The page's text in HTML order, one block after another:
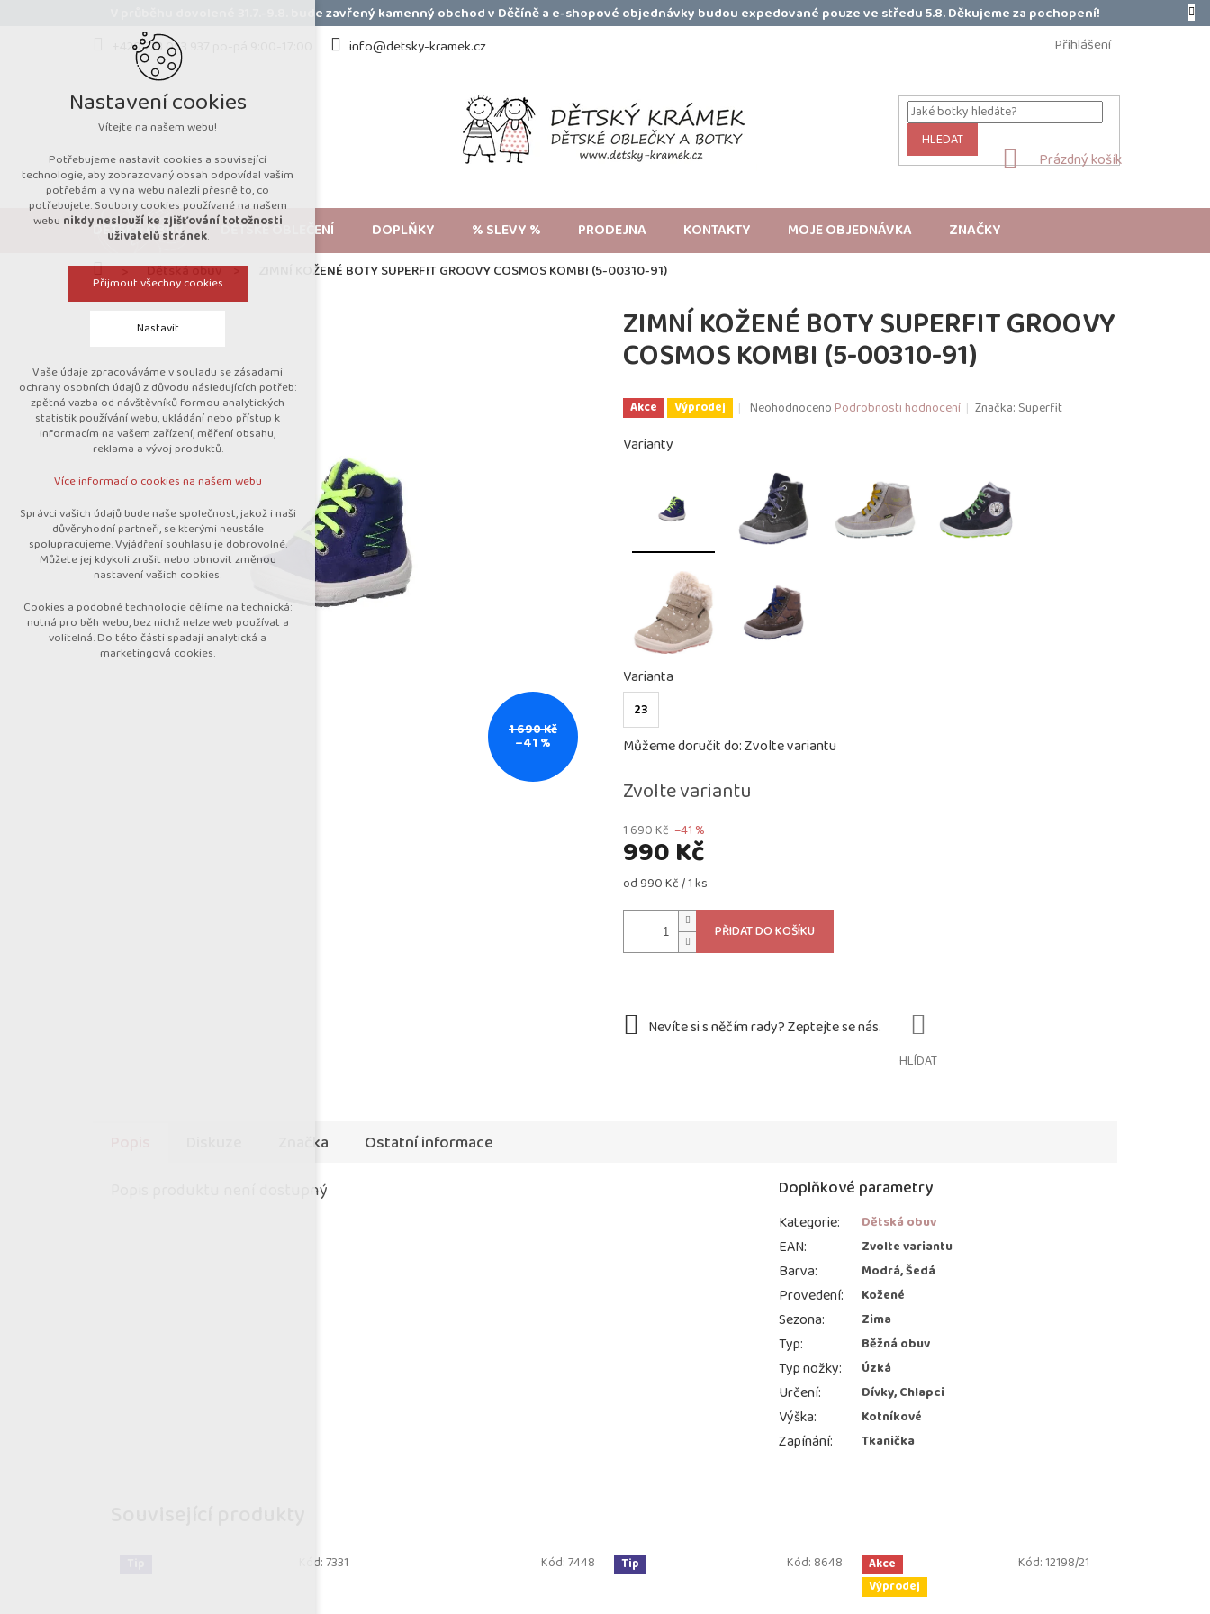
V průběhu dovolené 31.7.-9.8. bude zavřený kamenný obchod v Děčíně a e-shopové objednávky budou expedované pouze ve středu 5.8. Děkujeme za pochopení!
+420 723 053 937 po-pá 9:00-17:00
info@detsky-kramek.cz Přihlášení
HLEDAT
NÁKUPNÍ
Prázdný košík
DĚTSKÁ OBUV DĚTSKÉ OBLEČENÍ DOPLŇKY % SLEVY % PRODEJNA KONTAKTY MOJE OBJEDNÁVKA ZNAČKY
DomůDětská obuv ZIMNÍ KOŽENÉ BOTY SUPERFIT GROOVY COSMOS KOMBI (5-00310-91)
1 690 Kč
–41 %
ZIMNÍ KOŽENÉ BOTY SUPERFIT GROOVY
COSMOS KOMBI (5-00310-91)
Akce Výprodej
Průměrné
hvězdiček.
NeohodnocenoPodrobnosti hodnocení Značka: Superfit
1 690 Kč –41 %
990 Kč
Měrná
od 990 Kč / 1 ks
Zvolte variantu
Varianty
Varianta
23
Můžeme doručit do:Zvolte variantu
PŘIDAT DO KOŠÍKU
HLÍDAT
Kód:7331 Kód:7448 Tip Kód: 8648
Akce
Výprodej
Kód:12198/21
Značka
Ostatní informace
Popis produktu není dostupný
Doplňkové parametry
Kategorie: Dětská obuv
EAN: Zvolte variantu
Barva: Modrá, Šedá
Provedení: Kožené
Sezona: Zima
Typ: Běžná obuv
Typ nožky: Úzká
Určení: Dívky, Chlapci
Výška: Kotníkové
Zapínání: Tkanička
Nastavení cookies
Vítejte na našem webu!
Potřebujeme nastavit cookies a související
technologie, aby zobrazovaný obsah odpovídal vašim
potřebám a vy na webu nalezli přesně to, co
potřebujete. Soubory cookies používané na našem
webu nikdy neslouží ke zjišťování totožnosti
uživatelů stránek.
Přijmout všechny cookies
Nastavit
Technická cookies
nutná pro provozování webu
udržení kontextu stránek (session):
případná přihlášení, volby jazyka, apod.
návštěvnosti
marketingová cookies (Google)
Více informací o cookies na našem webu
Přijmout všechny cookies
Odmítnout vše
Vaše údaje zpracováváme v souladu se zásadami
ochrany osobních údajů z důvodu následujících potřeb:
zpětná vazba od návštěvníků formou analytických
statistik používání webu, ukládání nebo přístup k
informacím na vašem zařízení, měření obsahu,
reklama a vývoj produktů.
Více informací o cookies na našem webu
Správci vašich údajů bude naše společnost, jakož i naši
důvěryhodní partneři, se kterými neustále
spolupracujeme. Vyjádření souhlasu je dobrovolné.
Můžete jej kdykoli zrušit nebo obnovit změnou
nastavení vašich cookies.
Cookies a podobné technologie dělíme na technická:
nutná pro běh webu, bez nichž nelze web používat a
volitelná. Do této části spadají analytická a
marketingová cookies.